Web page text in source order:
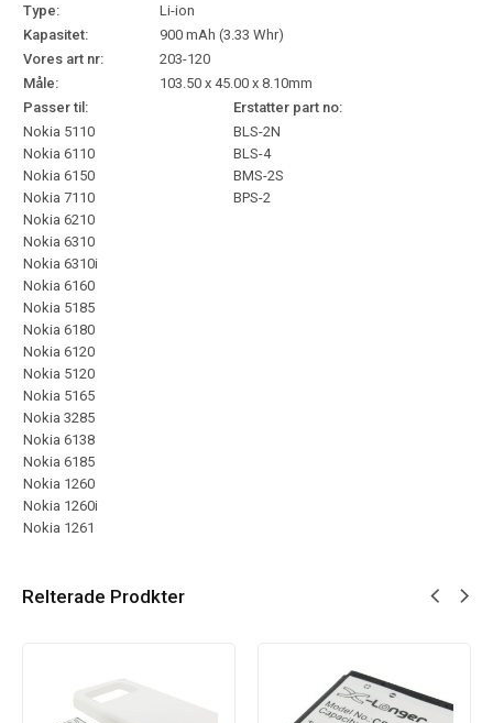
Type:
Li-ion
Kapasitet:
900 mAh (3.33 Whr)
Vores art nr:
203-120
Måle:
103.50 x 45.00 x 8.10mm
Passer til:
Erstatter part no:
Nokia 5110
Nokia 6110
Nokia 6150
Nokia 7110
Nokia 6210
Nokia 6310
Nokia 6310i
Nokia 6160
Nokia 5185
Nokia 6180
Nokia 6120
Nokia 5120
Nokia 5165
Nokia 3285
Nokia 6138
Nokia 6185
Nokia 1260
Nokia 1260i
Nokia 1261
BLS-2N
BLS-4
BMS-2S
BPS-2
Relterade Prodkter